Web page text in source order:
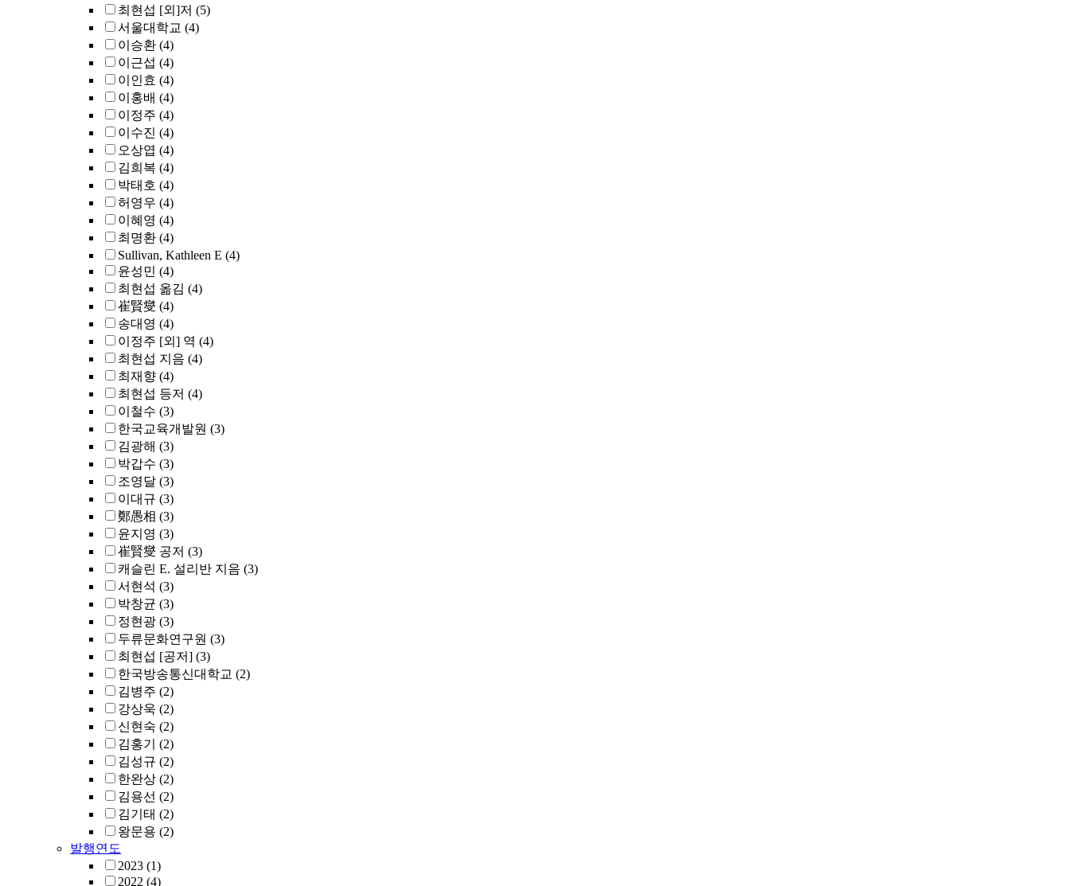
최현섭 [외]저 (5)
서울대학교 (4)
이승환 (4)
이근섭 (4)
이인효 (4)
이홍배 (4)
이정주 (4)
이수진 (4)
오상엽 (4)
김희복 (4)
박태호 (4)
허영우 (4)
이혜영 (4)
최명환 (4)
Sullivan, Kathleen E (4)
윤성민 (4)
최현섭 옮김 (4)
崔賢燮 (4)
송대영 (4)
이정주 [외] 역 (4)
최현섭 지음 (4)
최재향 (4)
최현섭 등저 (4)
이철수 (3)
한국교육개발원 (3)
김광해 (3)
박갑수 (3)
조영달 (3)
이대규 (3)
鄭愚相 (3)
윤지영 (3)
崔賢燮 공저 (3)
캐슬린 E. 설리반 지음 (3)
서현석 (3)
박창균 (3)
정현광 (3)
두류문화연구원 (3)
최현섭 [공저] (3)
한국방송통신대학교 (2)
김병주 (2)
강상욱 (2)
신현숙 (2)
김홍기
(2)
김성규 (2)
한완상 (2)
김용선 (2)
김기태 (2)
왕문용 (2)
발행연도
2023 (1)
2022 (4)